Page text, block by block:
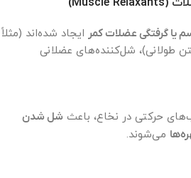
یا گرفتگی عضلات کمر ایجاد شده‌اند (مثلاً
طولانی)، شل‌کننده‌های عضلانی
حرکتی در نخاع، باعث شل شدن
می‌شوند.